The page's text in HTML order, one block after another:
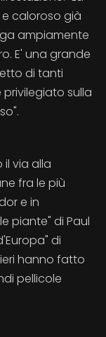
caloroso già
ampiamente
E' una grande
di tanti
sulla
via alla
fra le più
e in
piante" di Paul
di
hanno fatto
pellicole